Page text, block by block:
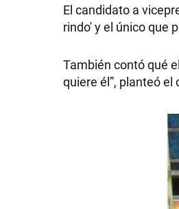
El candidato a
rindo' y el único que
También contó qué
quiere él”, planteó
SHOW